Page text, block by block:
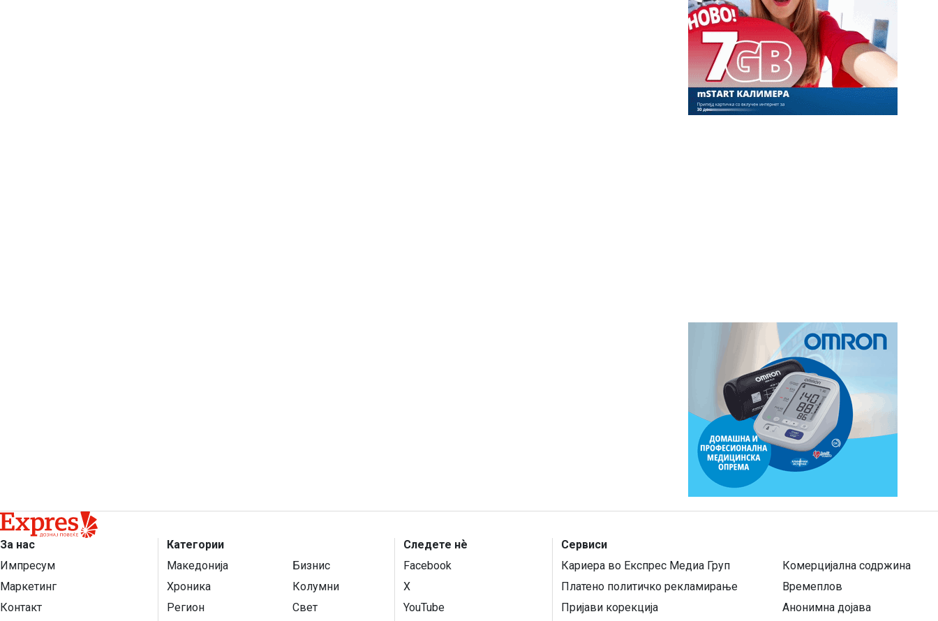
За нас
Импресум
Маркетинг
Контакт
Категории
Македонија
Бизнис
Хроника
Колумни
Регион
Свет
Следете нѐ
Facebook
X
YouTube
Сервиси
Кариера во Експрес Медиа Груп
Комерцијална содржина
Платено политичко рекламирање
Времеплов
Пријави корекција
Анонимна дојава